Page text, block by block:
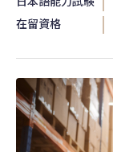
在留資格